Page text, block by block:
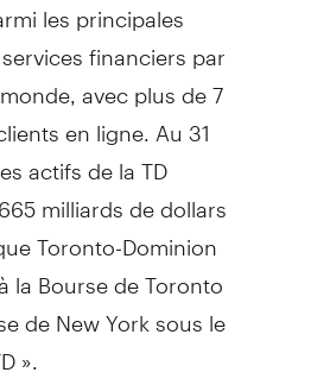
financiers par
avec plus de 7
en ligne. Au 31
actifs de la TD
milliards de dollars
Toronto-Dominion
la Bourse de Toronto
de New York sous le
».